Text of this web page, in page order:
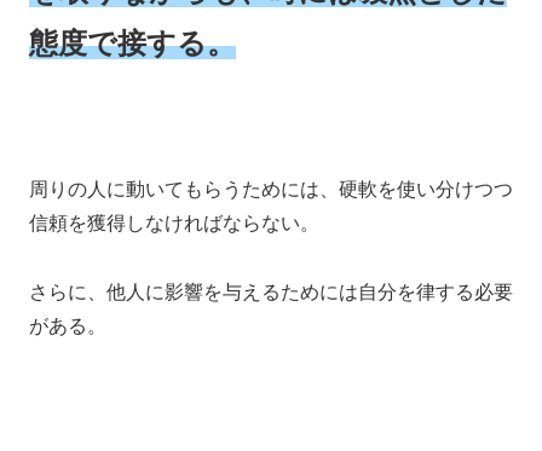
態度で接する。
周りの人に動いてもらうためには、硬軟を使い分けつつ
信頼を獲得しなければならない。
さらに、他人に影響を与えるためには自分を律する必要
がある。